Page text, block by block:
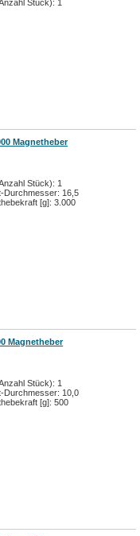
Stück): 1
Magnetheber
Stück): 1
Durchmesser: 16,5
[g]: 3.000
Magnetheber
Stück): 1
Durchmesser: 10,0
[g]: 500